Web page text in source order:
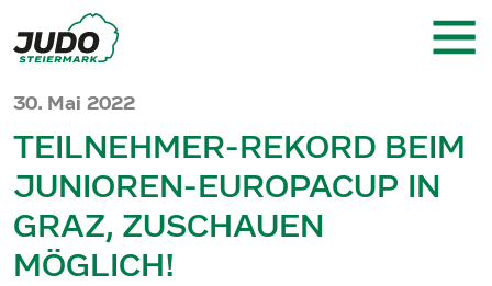
30. Mai 2022
TEILNEHMER-REKORD BEIM
JUNIOREN-EUROPACUP IN
GRAZ, ZUSCHAUEN
MÖGLICH!